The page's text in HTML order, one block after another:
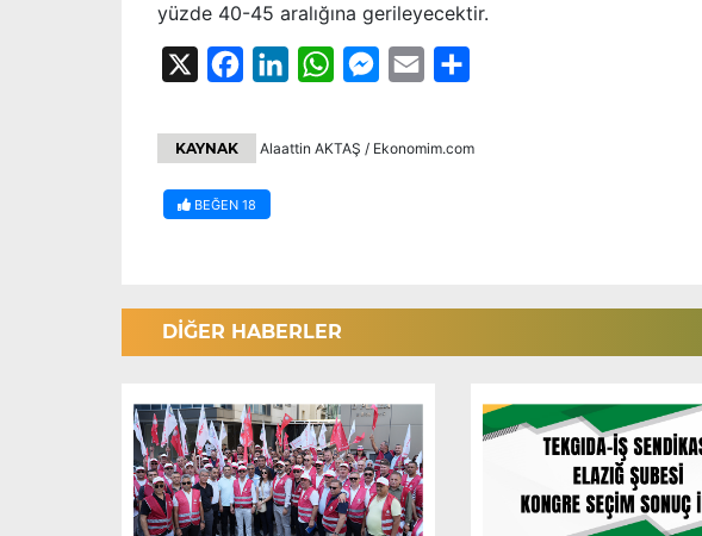
yüzde 40-45 aralığına gerileyecektir.
FacebookLinkedInWhatsAppMessenger
Email
KAYNAK Alaattin AKTAŞ / Ekonomim.com
BEĞEN 18
DİĞER HABERLER